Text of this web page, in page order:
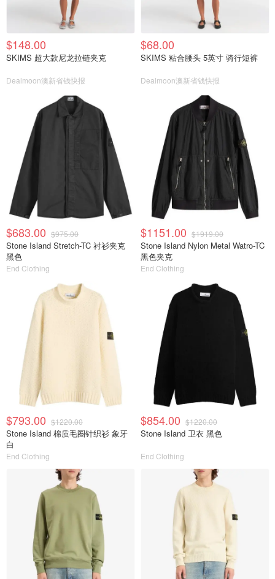
$148.00
SKIMS 超大款尼龙拉链夹克
Dealmoon澳新省钱快报
$68.00
SKIMS 粘合腰头 5英寸 骑行短裤
Dealmoon澳新省钱快报
$683.00 $975.00
Stone Island Stretch-TC 衬衫夹克
黑色
End Clothing
$1151.00 $1919.00
Stone Island Nylon Metal Watro-TC
黑色夹克
End Clothing
$793.00 $1220.00
Stone Island 棉质毛圈针织衫 象牙
白
End Clothing
$854.00 $1220.00
Stone Island 卫衣 黑色
End Clothing